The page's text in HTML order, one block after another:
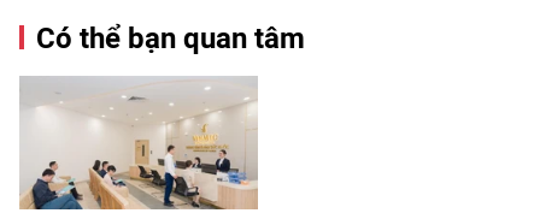
Có thể bạn quan tâm